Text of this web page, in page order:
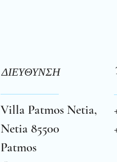
ΔΙΕΥΘΥΝΣΗ
Villa Patmos Netia,
Netia 85500
Patmos